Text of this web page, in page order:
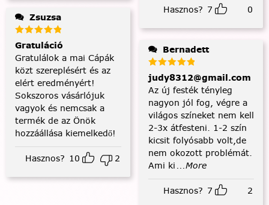
Zsuzsa
Gratuláció
Gratulálok a mai Cápák
közt szereplésért és az
elért eredményért!
Sokszoros vásárlójuk
vagyok és nemcsak a
termék de az Önök
hozzáállása kiemelkedő!
Hasznos? 10 2
Hasznos? 7 0
Bernadett
judy8312@gmail.com
Az új festék tényleg
nagyon jól fog, végre a
világos színeket nem kell
2-3x átfesteni. 1-2 szín
kicsit folyósabb volt,de
nem okozott problémát.
Ami ki ...More
Hasznos? 7 2